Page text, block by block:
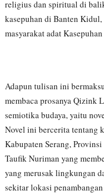
religius dan spiritual di
kasepuhan di Banten
masyarakat adat
Adapun tulisan ini
membaca prosanya Qizink
semiotika budaya, yaitu
Novel ini bercerita tentang
Kabupaten Serang,
Taufik Nuriman yang
yang merusak lingkungan
sekitar lokasi